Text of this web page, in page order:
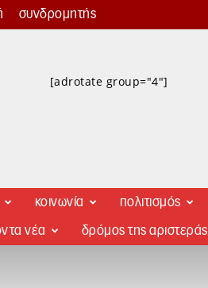
συνδρομητής
[adrotate group="4"]
κοινωνία πολιτισμός
νέα δρόμος της αριστεράς